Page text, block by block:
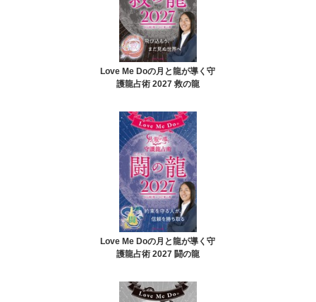
Love Me Doの月と龍が導く守
護龍占術 2027 救の龍
Love Me Doの月と龍が導く守
護龍占術 2027 闘の龍